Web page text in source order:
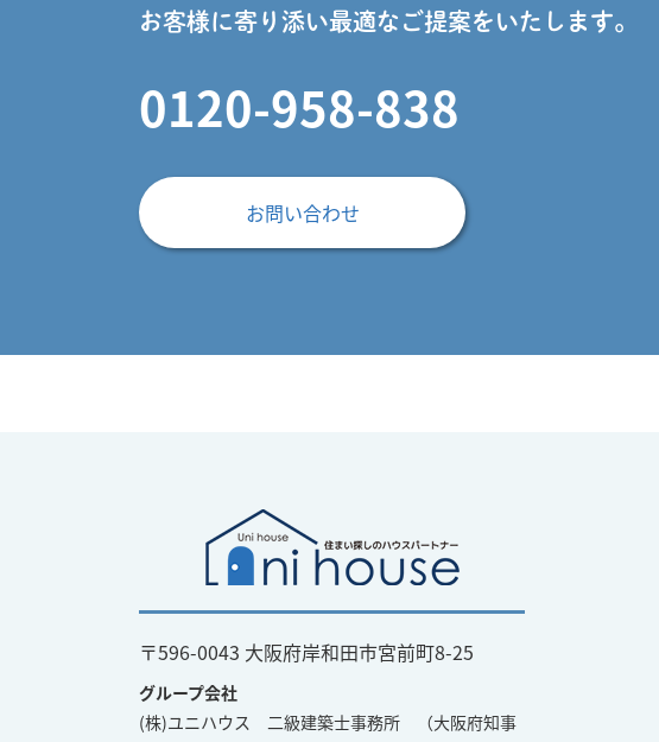
お客様に寄り添い最適なご提案をいたします。
0120-958-838
お問い合わせ
〒596-0043 大阪府岸和田市宮前町8-25
グループ会社
(株)ユニハウス 二級建築士事務所 （大阪府知事